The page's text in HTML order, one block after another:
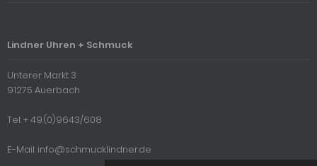
Lindner Uhren + Schmuck
Unterer Markt 3
91275 Auerbach
Tel: + 49.(0)9643/608
E-Mail: info@schmucklindner.de